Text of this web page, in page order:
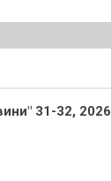
31-32, 2026